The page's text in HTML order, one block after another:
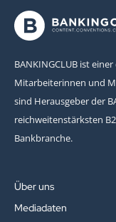
BANKINGCLUB ist
Mitarbeiterinnen und
sind Herausgeber der
reichweitenstärksten
Bankbranche.
Über uns
Mediadaten